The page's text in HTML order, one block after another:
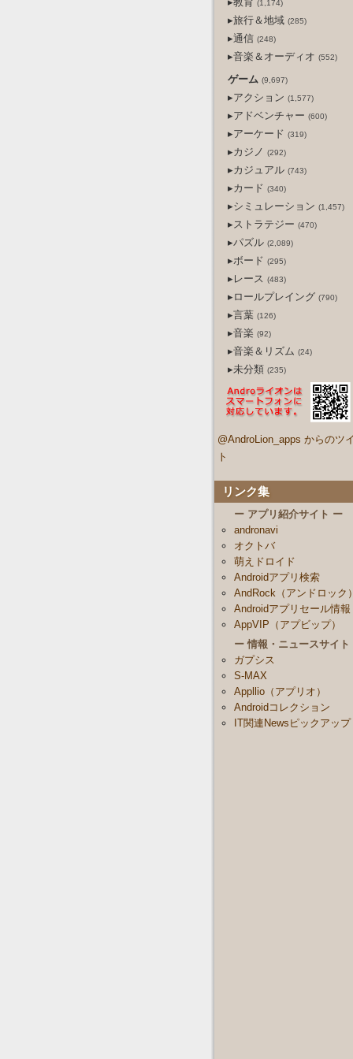
(1,174)
▸旅行＆地域 (285)
▸通信 (248)
▸音楽＆オーディオ (552)
ゲーム (9,697)
▸アクション (1,577)
▸アドベンチャー (600)
▸アーケード (319)
▸カジノ (292)
▸カジュアル (743)
▸カード (340)
▸シミュレーション (1,457)
▸ストラテジー (470)
▸パズル (2,089)
▸ボード (295)
▸レース (483)
▸ロールプレイング (790)
▸言葉 (126)
▸音楽 (92)
▸音楽＆リズム (24)
▸未分類 (235)
@AndroLion_apps からのツ
ト
リンク集
ー アプリ紹介サイト ー
andronavi
オクトバ
萌えドロイド
Androidアプリ検索
AndRock（アンドロック
Androidアプリセール情報
AppVIP（アプビップ）
ー 情報・ニュースサイト
ガプシス
S-MAX
Appllio（アプリオ）
Androidコレクション
IT関連Newsピックアップ